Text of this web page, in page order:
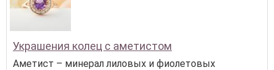
Украшения колец с аметистом
Аметист – минерал лиловых и фиолетовых